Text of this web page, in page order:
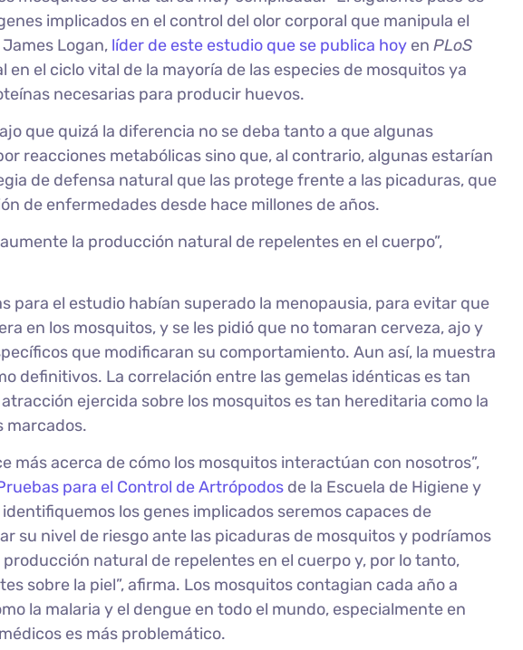
implicados en el control del olor corporal que manipula el
Logan, líder de este estudio que se publica hoy en PLoS
en el ciclo vital de la mayoría de las especies de mosquitos ya
necesarias para producir huevos.
que quizá la diferencia no se deba tanto a que algunas
reacciones metabólicas sino que, al contrario, algunas estarían
de defensa natural que las protege frente a las picaduras, que
de enfermedades desde hace millones de años.
la producción natural de repelentes en el cuerpo”,
para el estudio habían superado la menopausia, para evitar que
en los mosquitos, y se les pidió que no tomaran cerveza, ajo y
que modificaran su comportamiento. Aun así, la muestra
definitivos. La correlación entre las gemelas idénticas es tan
ejercida sobre los mosquitos es tan hereditaria como la
marcados.
más acerca de cómo los mosquitos interactúan con nosotros”,
para el Control de Artrópodos de la Escuela de Higiene y
los genes implicados seremos capaces de
su nivel de riesgo ante las picaduras de mosquitos y podríamos
natural de repelentes en el cuerpo y, por lo tanto,
sobre la piel”, afirma. Los mosquitos contagian cada año a
la malaria y el dengue en todo el mundo, especialmente en
es más problemático.